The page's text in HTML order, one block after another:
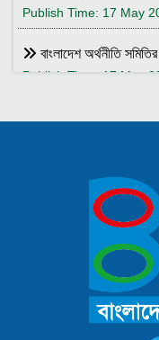
Publish Time: 17 May
বাংলাদেশ অর্থনীতি
Publish Time: 17 May
Publish Time: 25 Jan
বাংলাদেশ অর্থনীতি
লোকবক্তৃা ২১ জানুয়ারি ২০২৬
Publish Time: 16 Jan
বেগম খালেদা জিয়ার